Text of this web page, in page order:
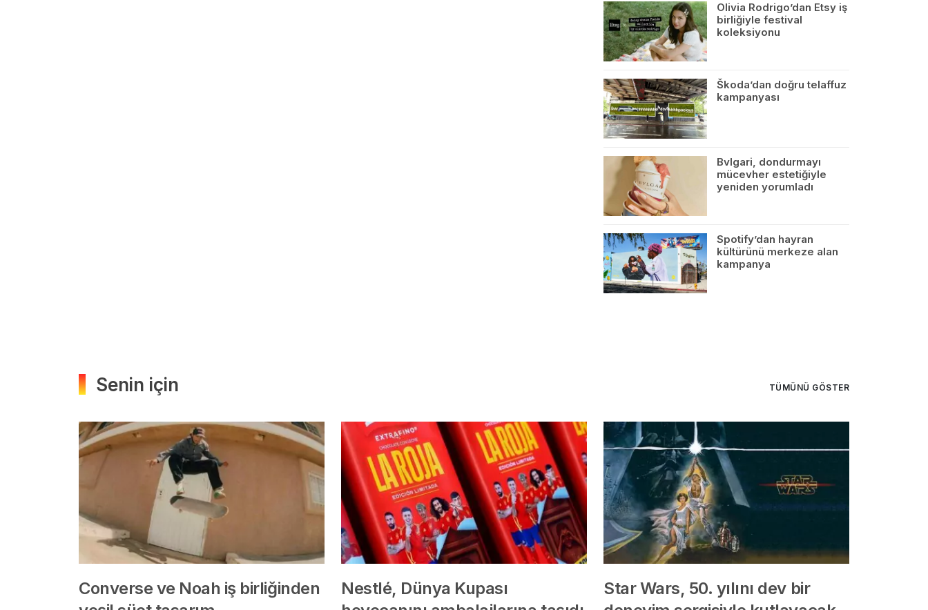
Olivia Rodrigo’dan Etsy iş
birliğiyle festival
koleksiyonu
Škoda’dan doğru telaffuz
kampanyası
Bvlgari, dondurmayı
mücevher estetiğiyle
yeniden yorumladı
Spotify’dan hayran
kültürünü merkeze alan
kampanya
Senin için TÜMÜNÜ GÖSTER
Converse ve Noah iş birliğinden
Nestlé, Dünya Kupası
Star Wars, 50. yılını dev bir